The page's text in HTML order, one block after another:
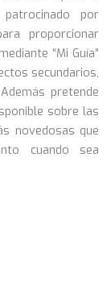
por
proporcionar
“Mi Guía”
secundarios,
pretende
sobre las
novedosas que
cuando sea